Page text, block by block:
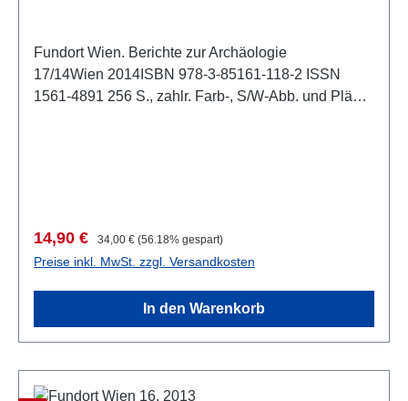
Fundort Wien. Berichte zur Archäologie
17/14Wien 2014ISBN 978-3-85161-118-2 ISSN
1561-4891 256 S., zahlr. Farb-, S/W-Abb. und Pläne
Verkaufspreis:
14,90 € Regulärer Preis:
34,00 € (56.18% gespart)
Preise inkl. MwSt. zzgl. Versandkosten
In den Warenkorb